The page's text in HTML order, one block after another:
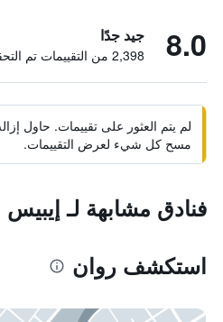
8.0 جيد جدًا
2,398 من التقييمات تم التحقق منها
لم يتم العثور على تقييمات. حاول
مسح كل شيء لعرض التقييمات.
فنادق مشابهة لـ
استكشف روان